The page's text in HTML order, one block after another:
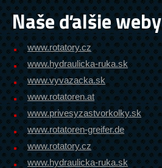
Naše ďalšie weby
www.rotatory.cz
www.hydraulicka-ruka.sk
www.vyvazacka.sk
www.rotatoren.at
www.privesyzastvorkolky.sk
www.rotatoren-greifer.de
www.rotatory.cz
www.hydraulicka-ruka.sk